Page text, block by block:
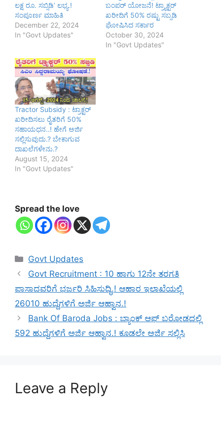
ಲಕ್ಷ ರೂ. ಸಬ್ಸಿಡಿ’ ಲಭ್ಯ.!
ಸಂಪೂರ್ಣ ಮಾಹಿತಿ
December 22, 2024
In "Govt Updates"
ಬಂಪರ್ ಯೋಜನೆ! ಟ್ರ್ಯಾಕ್ಟರ್
ಖರೀದಿಗೆ 50% ರಷ್ಟು ಸಬ್ಸಡಿ
ಘೋಷಿಸಿದ ಸರ್ಕಾರ
October 30, 2024
In "Govt Updates"
Tractor Subsidy : ಟ್ರಾಕ್ಟರ್
ಖರೀದಿಸಲು ರೈತರಿಗೆ 50%
ಸಹಾಯಧನ..! ಹೇಗೆ ಅರ್ಜಿ
ಸಲ್ಲಿಸುವುದು.? ಬೇಕಾಗುವ
ದಾಖಲೆಗಳೇನು.?
August 15, 2024
In "Govt Updates"
Spread the love
Categories
Govt Updates
Govt Recruitment : 10 ಹಾಗು 12ನೇ ತರಗತಿ
ಪಾಸಾದವರಿಗೆ ಭರ್ಜರಿ ಸಿಹಿಸುದ್ಧಿ.! ಆಹಾರ ಇಲಾಖೆಯಲ್ಲಿ
26010 ಹುದ್ದೆಗಳಿಗೆ ಅರ್ಜಿ ಆಹ್ವಾನ.!
Bank Of Baroda Jobs : ಬ್ಯಾಂಕ್ ಆಫ್ ಬರೋಡದಲ್ಲಿ
592 ಹುದ್ದೆಗಳಿಗೆ ಅರ್ಜಿ ಆಹ್ವಾನ.! ಕೂಡಲೇ ಅರ್ಜಿ ಸಲ್ಲಿಸಿ
Leave a Reply